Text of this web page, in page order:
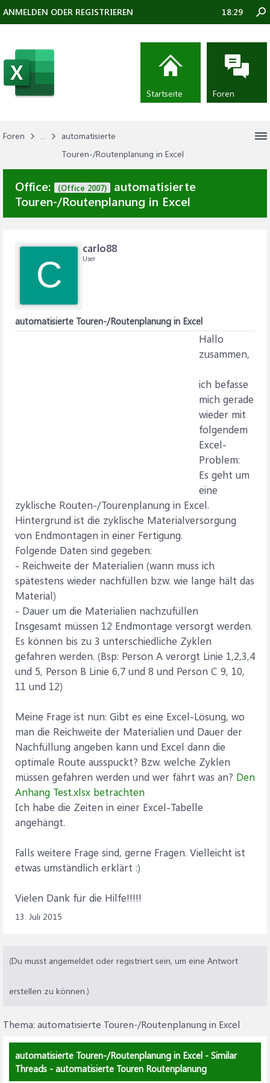
Foren ...
automatisierte
Touren-/Routenplanung in Excel
Office: (Office 2007)
automatisierte
Touren-/Routenplanung in Excel
C
carlo88
User
automatisierte Touren-/Routenplanung in Excel
Hallo
zusammen,
ich befasse
mich gerade
wieder mit
folgendem
Excel-
Problem:
Es geht um
eine
zyklische Routen-/Tourenplanung in Excel.
Hintergrund ist die zyklische Materialversorgung
von Endmontagen in einer Fertigung.
Folgende Daten sind gegeben:
- Reichweite der Materialien (wann muss ich
spätestens wieder nachfüllen bzw. wie lange hält das
Material)
- Dauer um die Materialien nachzufüllen
Insgesamt müssen 12 Endmontage versorgt werden.
Es können bis zu 3 unterschiedliche Zyklen
gefahren werden. (Bsp: Person A verorgt Linie 1,2,3,4
und 5, Person B Linie 6,7 und 8 und Person C 9, 10,
11 und 12)
Meine Frage ist nun: Gibt es eine Excel-Lösung, wo
man die Reichweite der Materialien und Dauer der
Nachfüllung angeben kann und Excel dann die
optimale Route ausspuckt? Bzw. welche Zyklen
müssen gefahren werden und wer fährt was an? Den
Anhang Test.xlsx betrachten
Ich habe die Zeiten in einer Excel-Tabelle
angehängt.
Falls weitere Frage sind, gerne Fragen. Vielleicht ist
etwas umständlich erklärt :)
Vielen Dank für die Hilfe!!!!!
13. Juli 2015
(Du musst angemeldet oder registriert sein, um eine Antwort
erstellen zu können.)
Thema: automatisierte Touren-/Routenplanung in Excel
automatisierte Touren-/Routenplanung in Excel - Similar
Threads - automatisierte Touren Routenplanung
ANMELDEN ODER REGISTRIEREN 18:29
Startseite Foren